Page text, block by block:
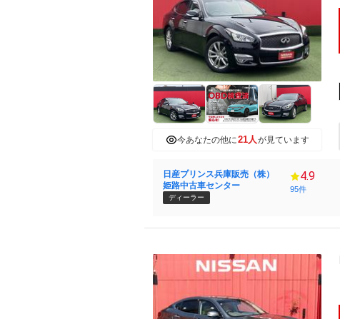
今あなたの他に21人が見ています
日産プリンス兵庫販売（株）
姫路中古車センター
ディーラー
4.9
95件